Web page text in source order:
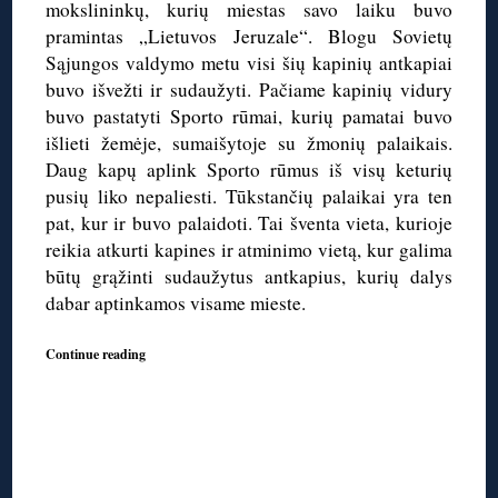
mokslininkų, kurių miestas savo laiku buvo
pramintas „Lietuvos Jeruzale“. Blogu Sovietų
Sąjungos valdymo metu visi šių kapinių antkapiai
buvo išvežti ir sudaužyti. Pačiame kapinių vidury
buvo pastatyti Sporto rūmai, kurių pamatai buvo
išlieti žemėje, sumaišytoje su žmonių palaikais.
Daug kapų aplink Sporto rūmus iš visų keturių
pusių liko nepaliesti. Tūkstančių palaikai yra ten
pat, kur ir buvo palaidoti. Tai šventa vieta, kurioje
reikia atkurti kapines ir atminimo vietą, kur galima
būtų grąžinti sudaužytus antkapius, kurių dalys
dabar aptinkamos visame mieste.
Continue reading